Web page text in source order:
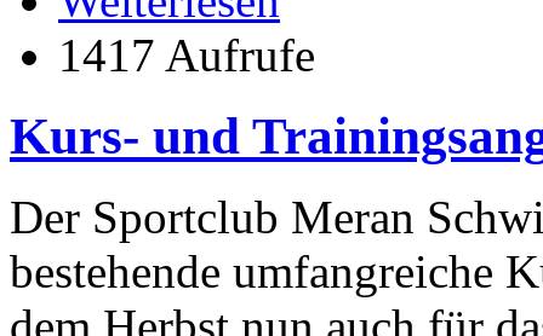
1417 Aufrufe
Kurs- und
Der Sportclub Meran
bestehende umfangreiche
dem Herbst nun auch für